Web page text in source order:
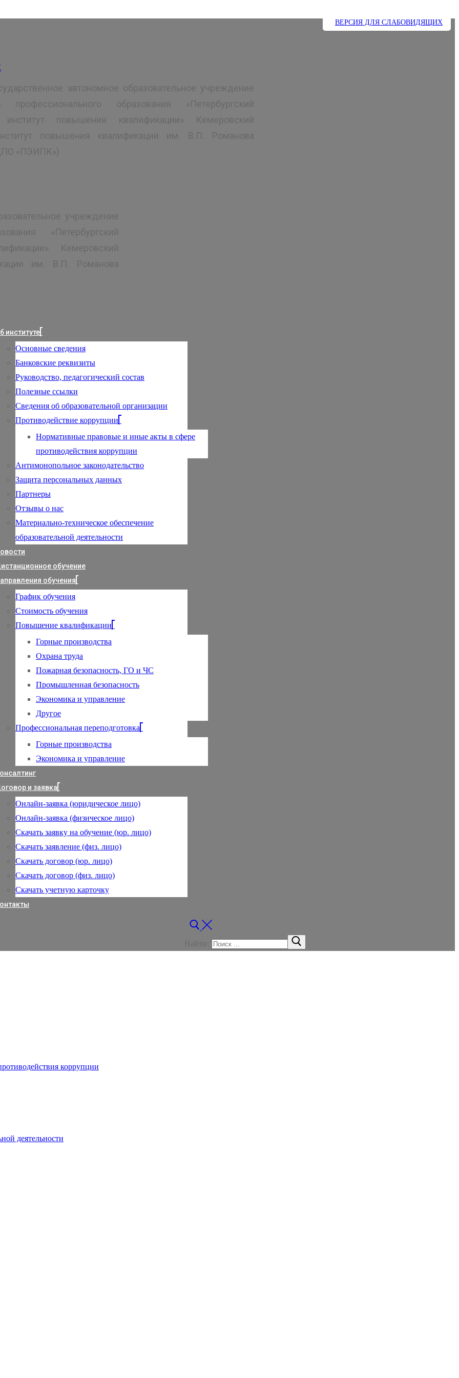
ВЕРСИЯ ДЛЯ СЛАБОВИДЯЩИХ
Меню
автономное образовательное учреждение
профессионального образования «Петербургский
институт повышения квалификации» Кемеровский
повышения квалификации им. В.П. Романова
«ПЭИПК»)
учреждение
«Петербургский
Кемеровский
им. В.П. Романова
институте
Основные сведения
Банковские реквизиты
Руководство, педагогический состав
Полезные ссылки
Сведения об образовательной организации
Противодействие коррупции
Нормативные правовые и иные акты в сфере
противодействия коррупции
Антимонопольное законодательство
Защита персональных данных
Партнеры
Отзывы о нас
Материально-техническое обеспечение
образовательной деятельности
обучение
обучения
График обучения
Стоимость обучения
Повышение квалификации
Горные производства
Охрана труда
Пожарная безопасность, ГО и ЧС
Промышленная безопасность
Экономика и управление
Другое
Профессиональная переподготовка
Горные производства
Экономика и управление
и заявка
Онлайн-заявка (юридическое лицо)
Онлайн-заявка (физическое лицо)
Скачать заявку на обучение (юр. лицо)
Скачать заявление (физ. лицо)
Скачать договор (юр. лицо)
Скачать договор (физ. лицо)
Скачать учетную карточку
коррупции
деятельности